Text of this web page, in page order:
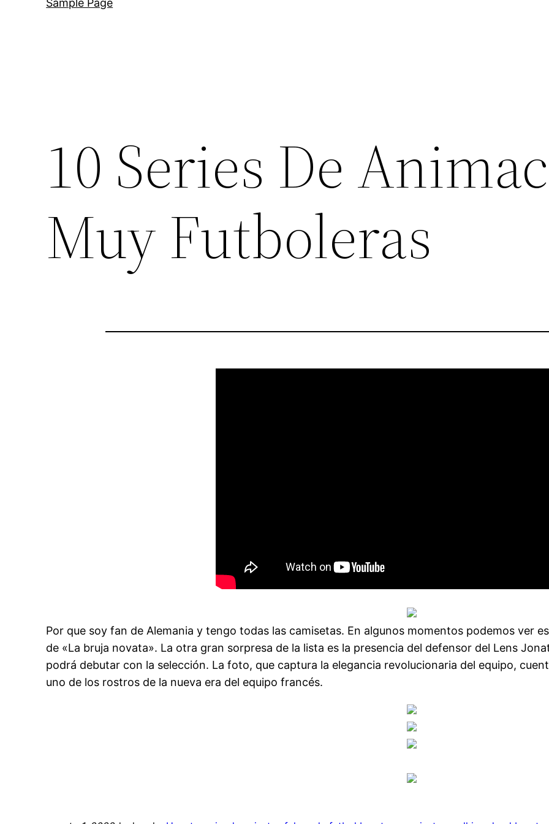
Sample Page
10 Series De
Muy Futboleras
Por que soy fan de Alemania y tengo todas las camisetas. En algunos momentos podemos ver
de «La bruja novata». La otra gran sorpresa de la lista es la presencia del defensor del Lens
podrá debutar con la selección. La foto, que captura la elegancia revolucionaria del equipo,
uno de los rostros de la nueva era del equipo francés.